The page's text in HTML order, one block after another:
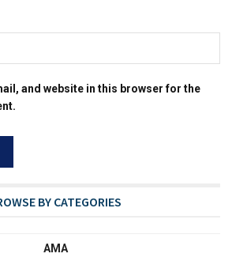
and website in this browser for the
BY CATEGORIES
AMA